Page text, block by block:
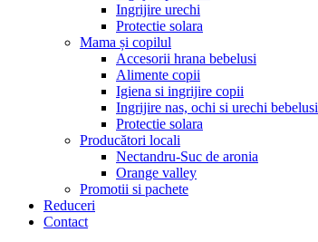
Ingrijire urechi
Protectie solara
Mama și copilul
Accesorii hrana bebelusi
Alimente copii
Igiena si ingrijire copii
Ingrijire nas, ochi si urechi bebelusi
Protectie solara
Producători locali
Nectandru-Suc de aronia
Orange valley
Promotii si pachete
Reduceri
Contact